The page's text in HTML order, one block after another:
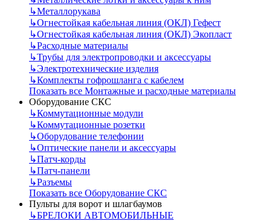
↳Металлорукава
↳Огнестойкая кабельная линия (ОКЛ) Гефест
↳Огнестойкая кабельная линия (ОКЛ) Экопласт
↳Расходные материалы
↳Трубы для электропроводки и аксессуары
↳Электротехнические изделия
↳Комплекты гофрошланга с кабелем
Показать все Монтажные и расходные материалы
Оборудование СКС
↳Коммутационные модули
↳Коммутационные розетки
↳Оборудование телефонии
↳Оптические панели и аксессуары
↳Патч-корды
↳Патч-панели
↳Разъемы
Показать все Оборудование СКС
Пульты для ворот и шлагбаумов
↳БРЕЛОКИ АВТОМОБИЛЬНЫЕ